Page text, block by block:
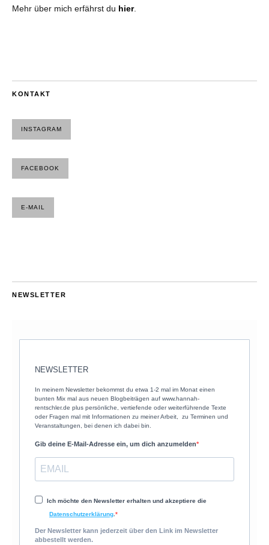
Mehr über mich erfährst du hier.
KONTAKT
INSTAGRAM
FACEBOOK
E-MAIL
NEWSLETTER
NEWSLETTER
In meinem Newsletter bekommst du etwa 1-2 mal im Monat einen
bunten Mix mal aus neuen Blogbeiträgen auf www.hannah-
rentschler.de plus persönliche, vertiefende oder weiterführende Texte
oder Fragen mal mit Informationen zu meiner Arbeit, zu Terminen und
Veranstaltungen, bei denen ich dabei bin.
Gib deine E-Mail-Adresse ein, um dich anzumelden
Ich möchte den Newsletter erhalten und akzeptiere die
Datenschutzerklärung
Der Newsletter kann jederzeit über den Link im Newsletter
abbestellt werden.